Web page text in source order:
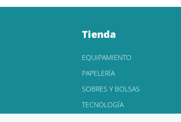
Tienda
EQUIPAMIENTO
PAPELERÍA
SOBRES Y BOLSAS
TECNOLOGÍA